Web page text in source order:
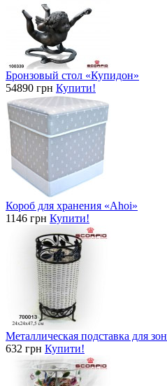
Бронзовый стол «Купидон»
54890 грн Купити!
Короб для хранения «Ahoi»
1146 грн Купити!
Металлическая подставка для
632 грн Купити!